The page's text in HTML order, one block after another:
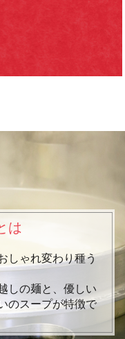
は
しゃれ変わり種う
しの麺と、優しい
のスープが特徴で